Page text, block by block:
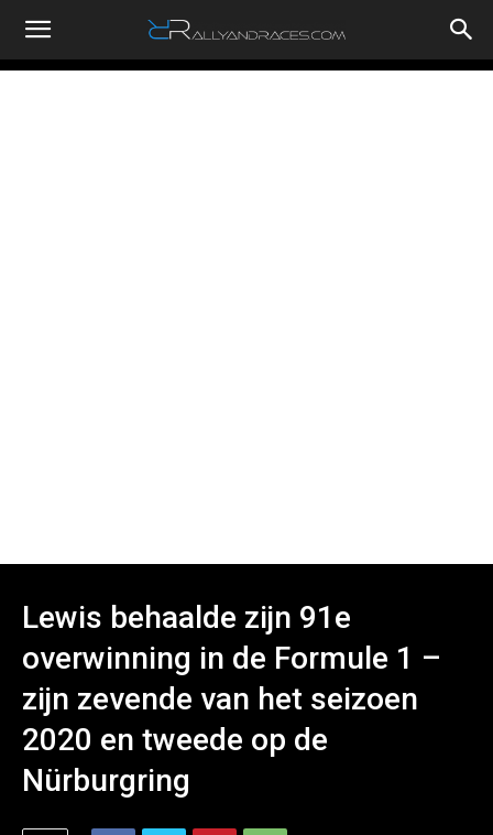
RallyandRaces.com
Lewis behaalde zijn 91e
overwinning in de Formule 1 –
zijn zevende van het seizoen
2020 en tweede op de
Nürburgring